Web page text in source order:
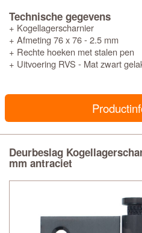
Technische gegevens
+ Kogellagerscharnier
+ Afmeting 76 x 76 - 2.5 mm
+ Rechte hoeken met stalen pen
+ Uitvoering RVS - Mat zwart
Deurbeslag
mm antraciet